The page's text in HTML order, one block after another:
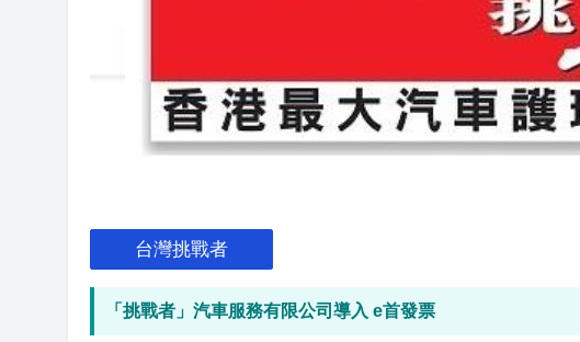
台灣挑戰者
「挑戰者」汽車服務有限公司導入 e首發票